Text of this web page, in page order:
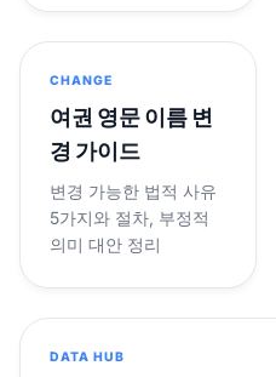
CHANGE
여권 영문 이름 변
경 가이드
변경 가능한 법적 사유
5가지와 절차, 부정적
의미 대안 정리
DATA HUB